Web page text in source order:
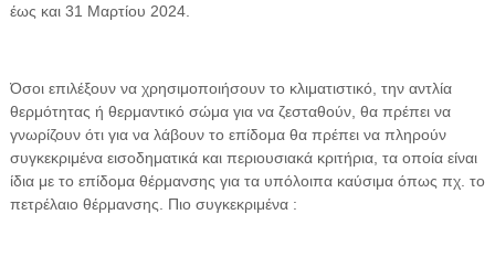
έως και 31 Μαρτίου 2024.
Όσοι επιλέξουν να χρησιμοποιήσουν το κλιματιστικό, την αντλία
θερμότητας ή θερμαντικό σώμα για να ζεσταθούν, θα πρέπει να
γνωρίζουν ότι για να λάβουν το επίδομα θα πρέπει να πληρούν
συγκεκριμένα εισοδηματικά και περιουσιακά κριτήρια, τα οποία είναι
ίδια με το επίδομα θέρμανσης για τα υπόλοιπα καύσιμα όπως πχ. το
πετρέλαιο θέρμανσης. Πιο συγκεκριμένα :